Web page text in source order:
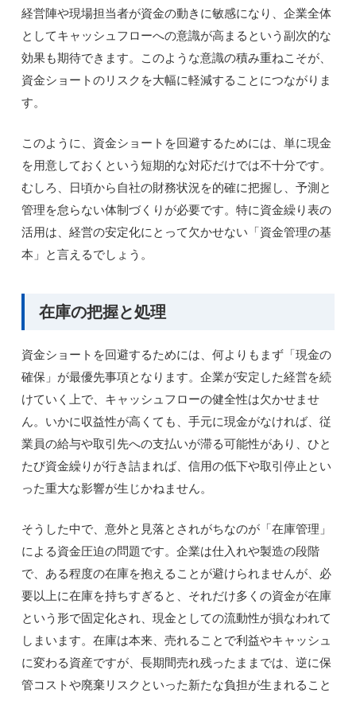
経営陣や現場担当者が資金の動きに敏感になり、企業全体
としてキャッシュフローへの意識が高まるという副次的な
効果も期待できます。このような意識の積み重ねこそが、
資金ショートのリスクを大幅に軽減することにつながりま
す。
このように、資金ショートを回避するためには、単に現金
を用意しておくという短期的な対応だけでは不十分です。
むしろ、日頃から自社の財務状況を的確に把握し、予測と
管理を怠らない体制づくりが必要です。特に資金繰り表の
活用は、経営の安定化にとって欠かせない「資金管理の基
本」と言えるでしょう。
在庫の把握と処理
資金ショートを回避するためには、何よりもまず「現金の
確保」が最優先事項となります。企業が安定した経営を続
けていく上で、キャッシュフローの健全性は欠かせませ
ん。いかに収益性が高くても、手元に現金がなければ、従
業員の給与や取引先への支払いが滞る可能性があり、ひと
たび資金繰りが行き詰まれば、信用の低下や取引停止とい
った重大な影響が生じかねません。
そうした中で、意外と見落とされがちなのが「在庫管理」
による資金圧迫の問題です。企業は仕入れや製造の段階
で、ある程度の在庫を抱えることが避けられませんが、必
要以上に在庫を持ちすぎると、それだけ多くの資金が在庫
という形で固定化され、現金としての流動性が損なわれて
しまいます。在庫は本来、売れることで利益やキャッシュ
に変わる資産ですが、長期間売れ残ったままでは、逆に保
管コストや廃棄リスクといった新たな負担が生まれること